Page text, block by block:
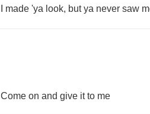
made 'ya look, but ya never saw
Come on and give it to me